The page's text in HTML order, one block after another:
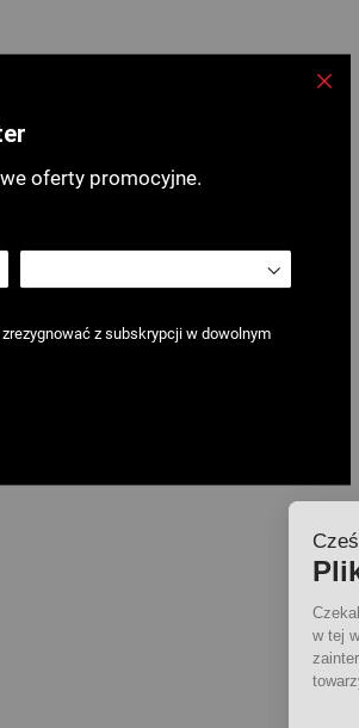
oferty promocyjne.
z subskrypcji w dowolnym
Cześć, to my…
Pliki cookie!
Czekaliśmy, aby
w tej witrynie internetowej
zainteresują. Teraz
towarzyszyć Ci podczas
Zgody